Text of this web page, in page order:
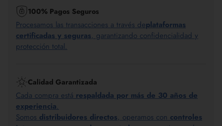
100% Pagos Seguros
Procesamos las transacciones a través deplataformas
certificadas y seguras, garantizando confidencialidad y
protección total.
Calidad Garantizada
Cada compra está respaldada por más de 30 años de
experiencia.
Somos distribuidores directos, operamos con controles